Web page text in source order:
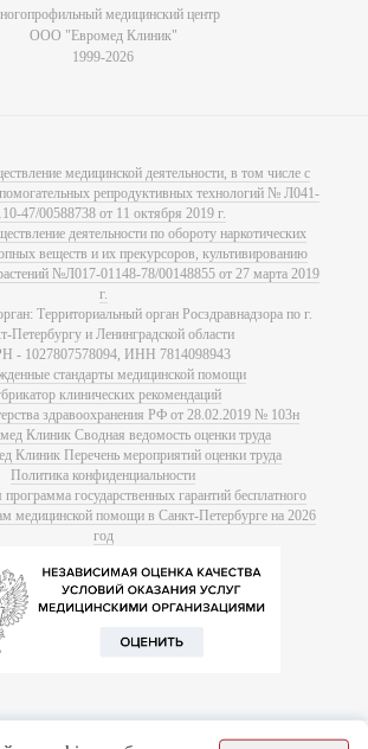
медицинский центр
ООО "Евромед Клиник"
1999-2026
медицинской деятельности, в том числе с
репродуктивных технологий № Л041-
47/00588738 от 11 октября 2019 г.
деятельности по обороту наркотических
веществ и их прекурсоров, культивированию
№Л017-01148-78/00148855 от 27 марта 2019
г.
Территориальный орган Росздравнадзора по г.
Петербургу и Ленинградской области
- 1027807578094, ИНН 7814098943
стандарты медицинской помощи
клинических рекомендаций
здравоохранения РФ от 28.02.2019 № 103н
Клиник Сводная ведомость оценки труда
Клиник Перечень мероприятий оценки труда
Политика конфиденциальности
программа государственных гарантий бесплатного
медицинской помощи в Санкт-Петербурге на 2026
год